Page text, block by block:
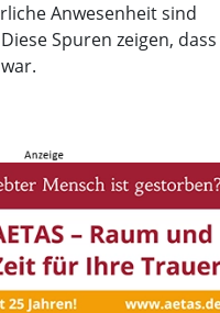
Anwesenheit sind
Spuren zeigen, dass